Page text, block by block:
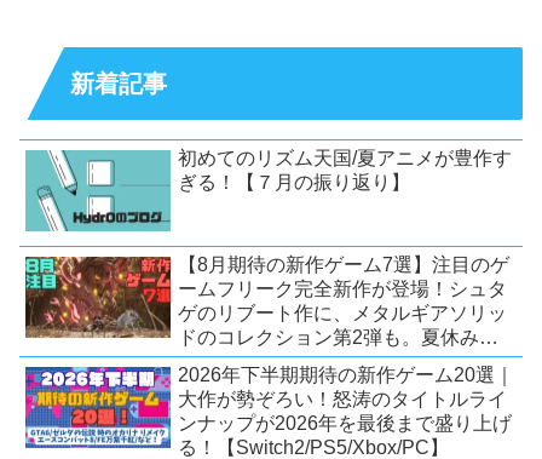
新着記事
初めてのリズム天国/夏アニメが豊作す
ぎる！【７月の振り返り】
【8月期待の新作ゲーム7選】注目のゲ
ームフリーク完全新作が登場！シュタ
ゲのリブート作に、メタルギアソリッ
ドのコレクション第2弾も。夏休みを
盛り上げるタイトル大集合！
【Switch2/PS5/PC】
2026年下半期期待の新作ゲーム20選｜
大作が勢ぞろい！怒涛のタイトルライ
ンナップが2026年を最後まで盛り上げ
る！【Switch2/PS5/Xbox/PC】